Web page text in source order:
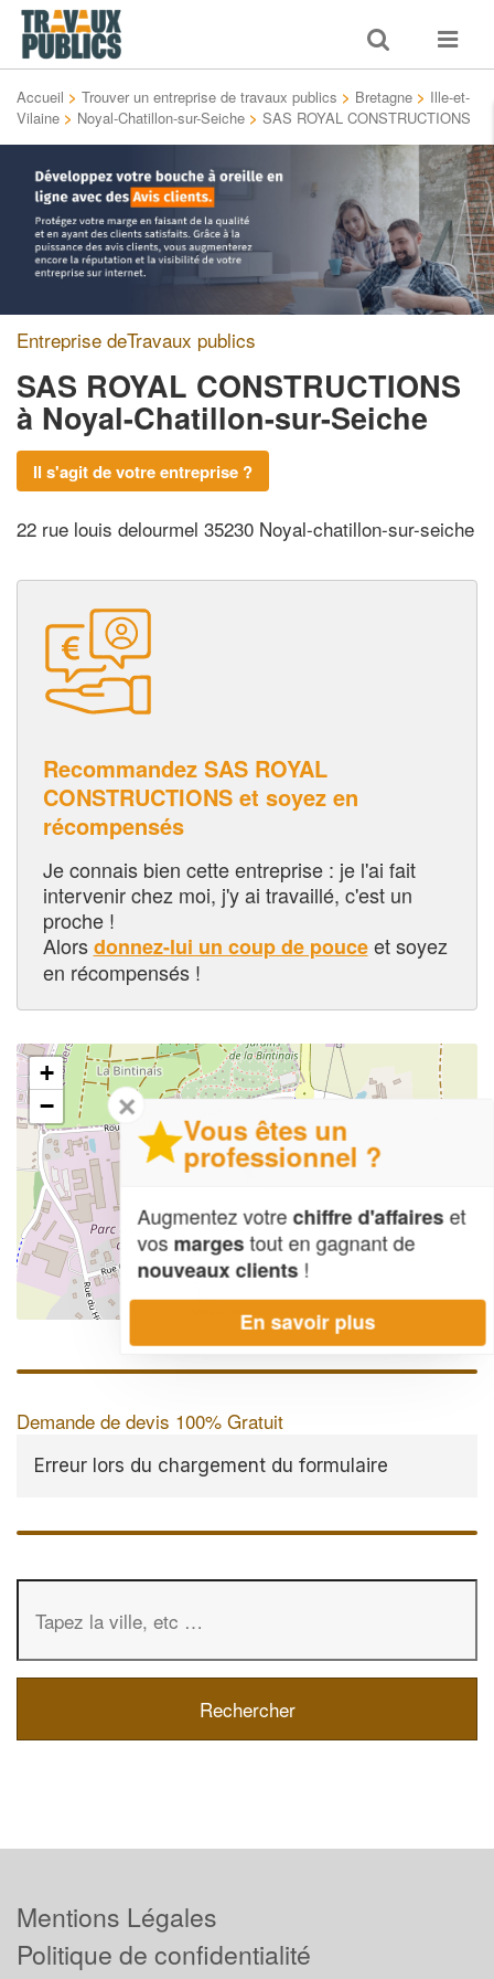
Toggle
search
Toggle
Accueil > Trouver un entreprise de travaux publics > Bretagne > Ille-et-
Vilaine > Noyal-Chatillon-sur-Seiche > SAS ROYAL CONSTRUCTIONS
Entreprise deTravaux publics
SAS ROYAL CONSTRUCTIONS
à Noyal-Chatillon-sur-Seiche
Il s'agit de votre entreprise ?
22 rue louis delourmel 35230 Noyal-chatillon-sur-seiche
Recommandez SAS ROYAL
CONSTRUCTIONS et soyez en
récompensés
Je connais bien cette entreprise : je l'ai fait
intervenir chez moi, j'y ai travaillé, c'est un
proche !
Alorsdonnez-lui un coup de pouceet soyez
en récompensés !
+
−
| Map data © OpenStreetMap contributors,
Demande de devis 100% Gratuit
Erreur lors du chargement du formulaire
✕
Vous êtes un
professionnel ?
Augmentez votrechiffre d'affaireset
vos margestout en gagnant de
nouveaux clients!
En savoir plus
Mentions Légales
Politique de confidentialité